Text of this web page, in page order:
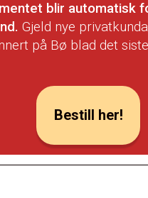
blir automatisk
Gjeld nye
på Bø blad det
Bestill her!